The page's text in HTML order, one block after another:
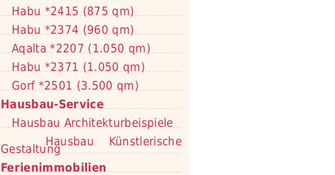
Habu *2415 (875 qm)
Habu *2374 (960 qm)
Aqalta *2207 (1.050 qm)
Habu *2371 (1.050 qm)
Gorf *2501 (3.500 qm)
Hausbau-Service
Hausbau Architekturbeispiele
Hausbau Künstlerische
Gestaltung
Ferienimmobilien